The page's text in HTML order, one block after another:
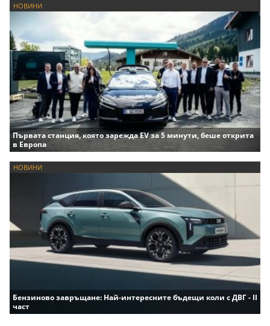
НОВИНИ
Първата станция, която зарежда EV за 5 минути, беше открита
в Европа
НОВИНИ
Бензиново завръщане: Най-интересните бъдещи коли с ДВГ - II
част